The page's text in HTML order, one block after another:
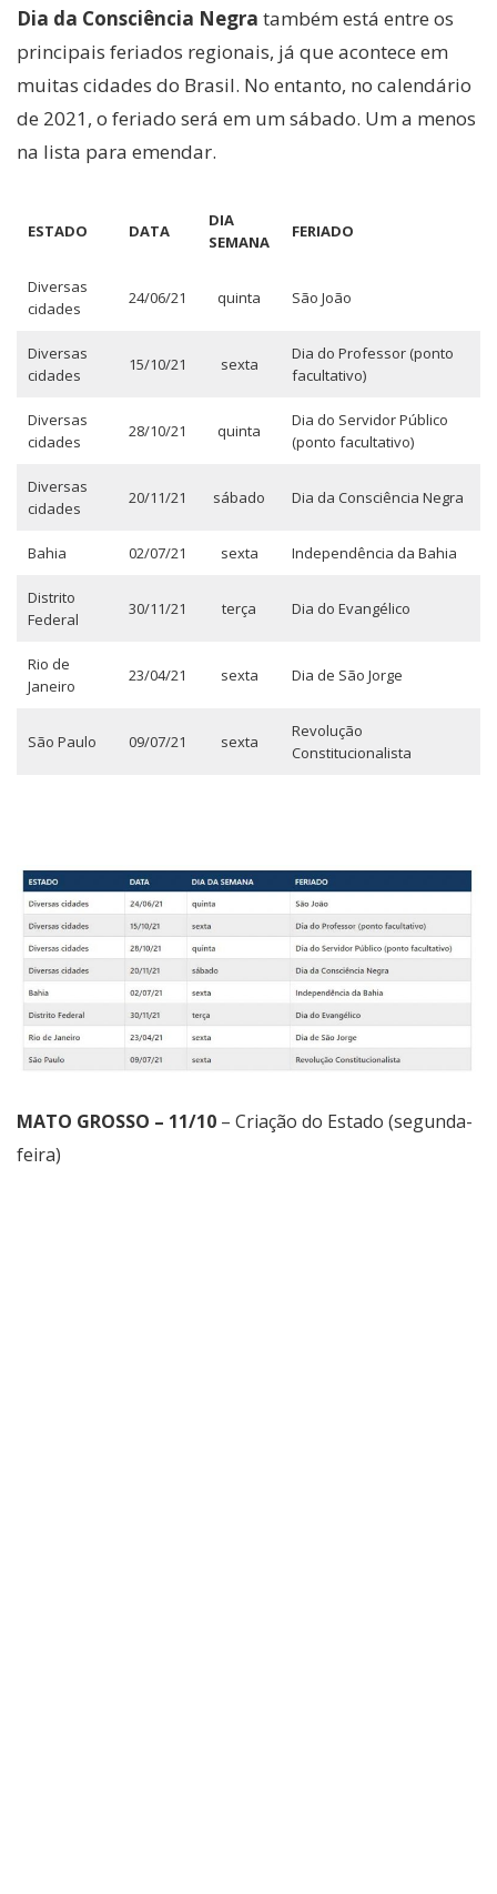
Dia da Consciência Negra também está entre os
principais feriados regionais, já que acontece em
muitas cidades do Brasil. No entanto, no calendário
de 2021, o feriado será em um sábado. Um a menos
na lista para emendar.
ESTADO DATA
DIA
SEMANA
FERIADO
Diversas
cidades
24/06/21 quinta São João
Diversas
cidades
15/10/21 sexta
Dia do Professor (ponto
facultativo)
Diversas
cidades
28/10/21 quinta
Dia do Servidor Público
(ponto facultativo)
Diversas
cidades
20/11/21 sábado Dia da Consciência Negra
Bahia 02/07/21 sexta Independência da Bahia
Distrito
Federal
30/11/21 terça Dia do Evangélico
Rio de
Janeiro
23/04/21 sexta Dia de São Jorge
São Paulo 09/07/21 sexta
Revolução
Constitucionalista
MATO GROSSO – 11/10 – Criação do Estado (segunda-
feira)